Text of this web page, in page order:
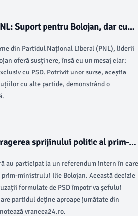
Suport pentru Bolojan, dar cu
din Partidul Național Liberal (PNL), liderii
oferă susținere, însă cu un mesaj clar:
cu PSD. Potrivit unor surse, aceștia
cu alte partide, demonstrând o
sprijinului politic al prim-
au participat la un referendum intern în care
ministrului Ilie Bolojan. Această decizie
formulate de PSD împotriva șefului
partidul deține aproape jumătate din
vrancea24.ro.